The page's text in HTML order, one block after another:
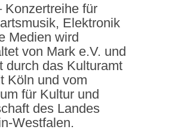
Konzertreihe für
Elektronik
Medien wird
von Mark e.V. und
durch das Kulturamt
Köln und vom
für Kultur und
des Landes
Westfalen.